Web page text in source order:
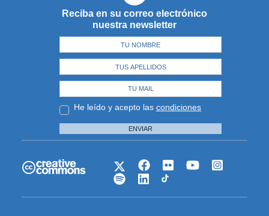
Reciba en su correo electrónico
nuestra newsletter
He leído y acepto las condiciones
ENVIAR